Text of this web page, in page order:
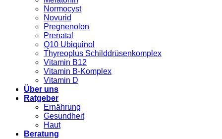
Normocyst
Novurid
Pregnenolon
Prenatal
Q10 Ubiquinol
Thyreoplus Schilddrüsenkomplex
Vitamin B12
Vitamin B-Komplex
Vitamin D
Über uns
Ratgeber
Ernährung
Gesundheit
Haut
Beratung